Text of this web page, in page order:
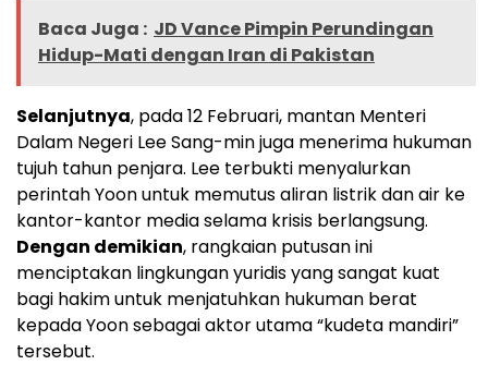
Baca Juga : JD Vance Pimpin Perundingan
Hidup-Mati dengan Iran di Pakistan
Selanjutnya, pada 12 Februari, mantan Menteri
Dalam Negeri Lee Sang-min juga menerima hukuman
tujuh tahun penjara. Lee terbukti menyalurkan
perintah Yoon untuk memutus aliran listrik dan air ke
kantor-kantor media selama krisis berlangsung.
Dengan demikian, rangkaian putusan ini
menciptakan lingkungan yuridis yang sangat kuat
bagi hakim untuk menjatuhkan hukuman berat
kepada Yoon sebagai aktor utama “kudeta mandiri”
tersebut.